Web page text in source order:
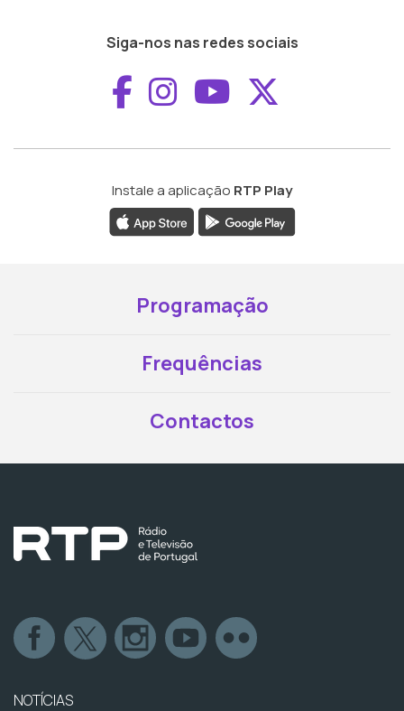
Siga-nos nas redes sociais
Aceder ao
Aceder ao
Aceder ao
Instale a aplicação RTP Play
Programação
Frequências
Contactos
NOTÍCIAS